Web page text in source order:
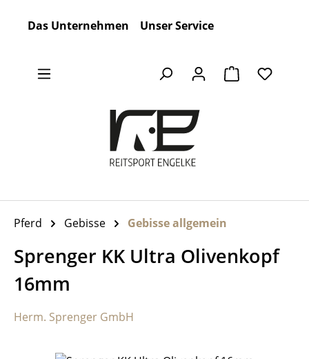
Das Unternehmen Unser Service
Warenkorb
Pferd Gebisse Gebisse allgemein
Sprenger KK Ultra Olivenkopf
16mm
Herm. Sprenger GmbH